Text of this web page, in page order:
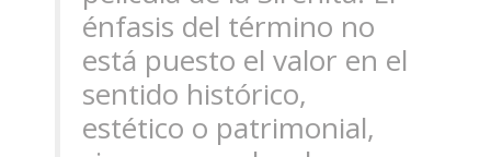
énfasis del término no
está puesto el valor en el
sentido histórico,
estético o patrimonial,